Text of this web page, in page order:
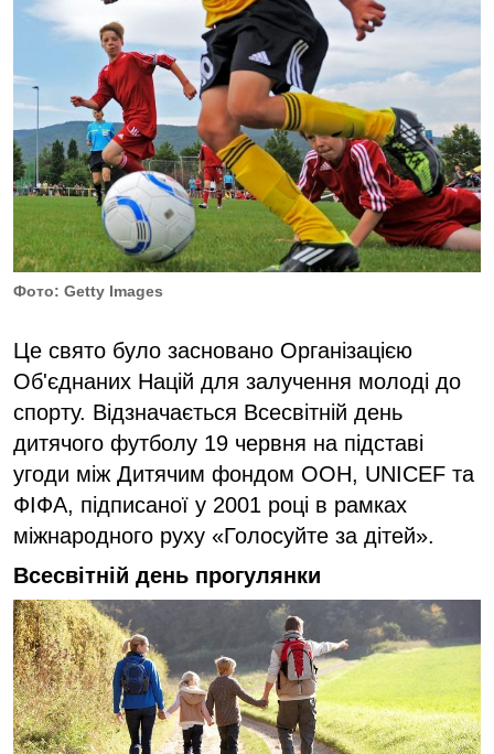
Фото: Getty Images
Це свято було засновано Організацією
Об'єднаних Націй для залучення молоді до
спорту. Відзначається Всесвітній день
дитячого футболу 19 червня на підставі
угоди між Дитячим фондом ООН, UNICEF та
ФІФА, підписаної у 2001 році в рамках
міжнародного руху «Голосуйте за дітей».
Всесвітній день прогулянки